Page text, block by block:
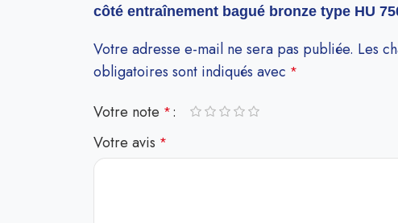
côté entraînement bagué bronze type HU
Votre adresse e-mail ne sera pas publiée. Les
obligatoires sont indiqués avec *
Votre note *
Votre avis *